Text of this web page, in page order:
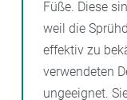
Füße. Diese
weil die
effektiv zu
verwendeten
ungeeignet.